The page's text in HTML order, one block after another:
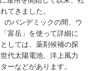
てきました。
のパンデミックの間、ウ
富岳」を使って詳細に
しては、薬剤候補の探
代太陽電池、洋上風力
ーなどがあります。